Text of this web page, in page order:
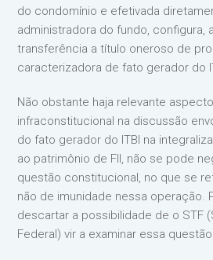
do condomínio e efetivada
administradora do fundo, configura,
transferência a título oneroso de
caracterizadora de fato gerador do
Não obstante haja relevante
infraconstitucional na discussão
do fato gerador do ITBI na
ao patrimônio de FII, não se pode
questão constitucional, no que se
não de imunidade nessa operação.
descartar a possibilidade de o STF
Federal) vir a examinar essa questão.